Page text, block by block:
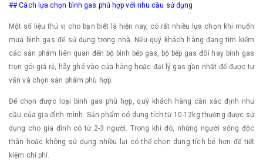
## Cách lựa chọn bình gas phù hợp với nhu cầu sử dụng
Một số liệu thú vị cho bạn biết là hiện nay, có rất nhiều lựa chọn khi muốn
mua bình gas để sử dụng trong nhà. Nếu quý khách hàng đang tìm kiếm
các sản phẩm liên quan đến bộ bình bếp gas, bộ bếp gas đôi hay bình gas
trọn gói giá rẻ, hãy ghé vào cửa hàng hoặc đại lý gas gần nhất để được tư
vấn và chọn sản phẩm phù hợp.
Để chọn được loại bình gas phù hợp, quý khách hàng cần xác định nhu
cầu của gia đình mình. Sản phẩm có dung tích từ 10-12kg thường được sử
dụng cho gia đình có từ 2-3 người. Trong khi đó, những người sống độc
thân hoặc không sử dụng nhiều lại có thể chọn dung tích bé hơn để tiết
kiệm chi phí.